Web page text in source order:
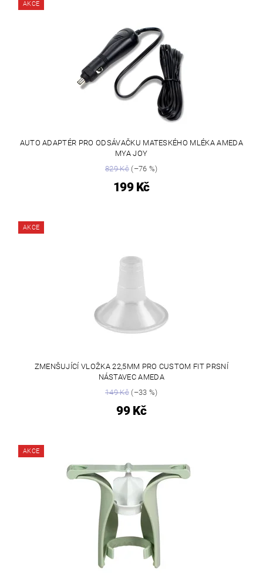
AKCE
AUTO ADAPTÉR PRO ODSÁVAČKU MATESKÉHO MLÉKA AMEDA
MYA JOY
829 Kč(–76 %)
199 Kč
AKCE
ZMENŠUJÍCÍ VLOŽKA 22,5MM PRO CUSTOM FIT PRSNÍ
NÁSTAVEC AMEDA
149 Kč(–33 %)
99 Kč
AKCE